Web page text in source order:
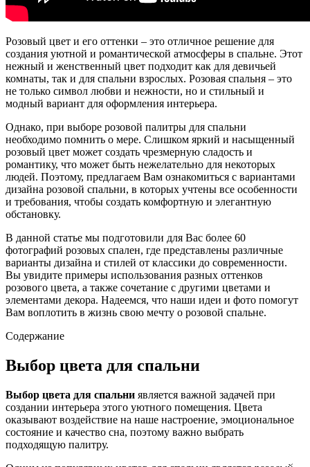
Розовый цвет и его оттенки – это отличное решение для
создания уютной и романтической атмосферы в спальне. Этот
нежный и женственный цвет подходит как для девичьей
комнаты, так и для спальни взрослых. Розовая спальня – это
не только символ любви и нежности, но и стильный и
модный вариант для оформления интерьера.
Однако, при выборе розовой палитры для спальни
необходимо помнить о мере. Слишком яркий и насыщенный
розовый цвет может создать чрезмерную сладость и
романтику, что может быть нежелательно для некоторых
людей. Поэтому, предлагаем Вам ознакомиться с вариантами
дизайна розовой спальни, в которых учтены все особенности
и требования, чтобы создать комфортную и элегантную
обстановку.
В данной статье мы подготовили для Вас более 60
фотографий розовых спален, где представлены различные
варианты дизайна и стилей от классики до современности.
Вы увидите примеры использования разных оттенков
розового цвета, а также сочетание с другими цветами и
элементами декора. Надеемся, что наши идеи и фото помогут
Вам воплотить в жизнь свою мечту о розовой спальне.
Содержание
Выбор цвета для спальни
Выбор цвета для спальни является важной задачей при
создании интерьера этого уютного помещения. Цвета
оказывают воздействие на наше настроение, эмоциональное
состояние и качество сна, поэтому важно выбрать
подходящую палитру.